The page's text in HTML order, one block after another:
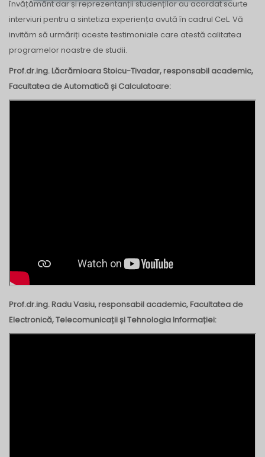
învățământ dar și reprezentanții studenților au acordat scurte
interviuri pentru a sintetiza experiența avută în cadrul CeL. Vă
invităm să urmăriți aceste testimoniale care atestă calitatea
programelor noastre de studii.
Prof.dr.ing. Lăcrămioara Stoicu-Tivadar, responsabil academic,
Facultatea de Automatică și Calculatoare:
Prof.dr.ing. Radu Vasiu, responsabil academic, Facultatea de
Electronică, Telecomunicații și Tehnologia Informației: